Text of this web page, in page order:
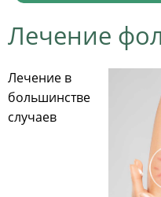
Лечение
Лечение в
большинстве
случаев